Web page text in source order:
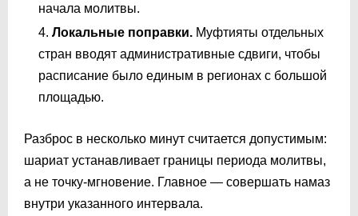
начала молитвы.
Локальные поправки. Муфтияты отдельных
стран вводят административные сдвиги, чтобы
расписание было единым в регионах с большой
площадью.
Разброс в несколько минут считается допустимым:
шариат устанавливает границы периода молитвы,
а не точку-мгновение. Главное — совершать намаз
внутри указанного интервала.